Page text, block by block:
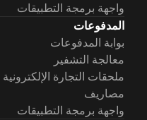
واجهة برمجة التطبيقات
المدفوعات
بوابة المدفوعات
معالجة التشفير
ملحقات التجارة الإلكترونية
مصاريف
واجهة برمجة التطبيقات